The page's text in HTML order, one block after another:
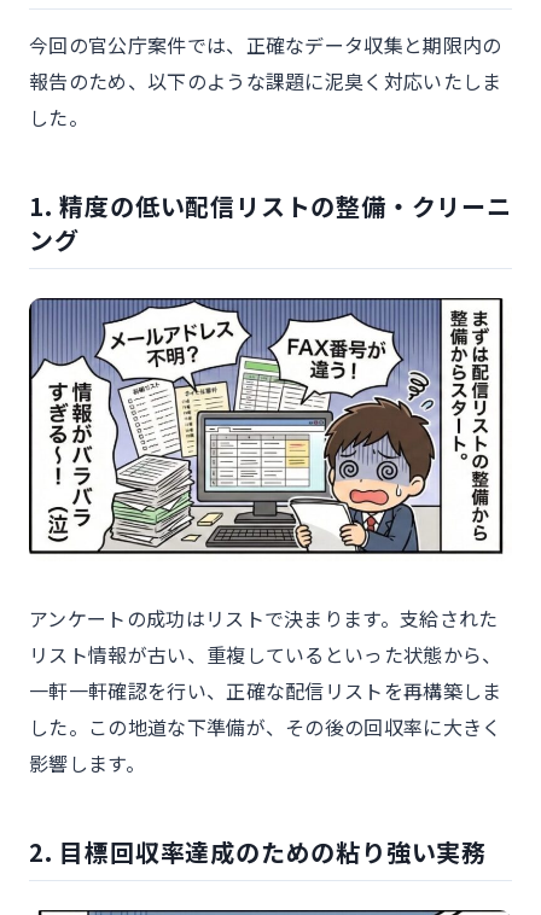
今回の官公庁案件では、正確なデータ収集と期限内の
報告のため、以下のような課題に泥臭く対応いたしま
した。
1. 精度の低い配信リストの整備・クリーニ
ング
アンケートの成功はリストで決まります。支給された
リスト情報が古い、重複しているといった状態から、
一軒一軒確認を行い、正確な配信リストを再構築しま
した。この地道な下準備が、その後の回収率に大きく
影響します。
2. 目標回収率達成のための粘り強い実務